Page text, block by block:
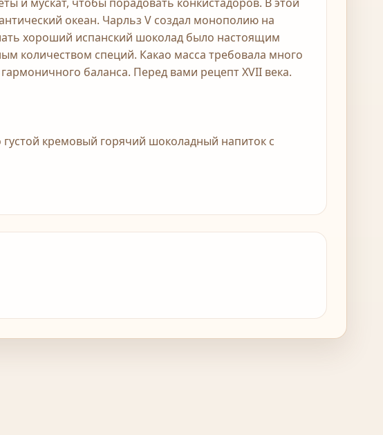
океан. Чарльз V создал монополию на
хороший испанский шоколад было настоящим
количеством специй. Какао масса требовала много
баланса. Перед вами рецепт XVII века.
кремовый горячий шоколадный напиток с